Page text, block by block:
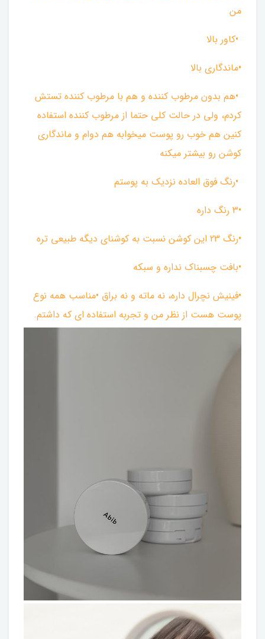
من
•کاور بالا
•ماندگاری بالا
•هم بدون مرطوب کننده و هم با مرطوب کننده تستش
کردم، ولی در حالت کلی حتما از مرطوب کننده استفاده
کنین هم خوب رو پوست میخوابه هم دوام و ماندگاری
کوشن رو بیشتر میکنه
•رنگ فوق العاده نزدیک به پوستم
•3 رنگ داره
•رنگ 23 این کوشن نسبت به کوشنای دیگه طبیعی تره
•بافت چسبناک نداره و سبکه
•فینیش نچرال داره، نه ماته و نه براق •مناسب همه نوع
پوست هست از نظر من و تجربه استفاده ای که داشتم.